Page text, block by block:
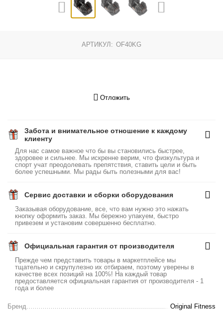
АРТИКУЛ: OF40KG
Отложить
Забота и внимательное отношение к каждому
клиенту
Для нас самое важное что бы вы становились быстрее,
здоровее и сильнее. Мы искренне верим, что физкультура и
спорт учат преодолевать препятствия, ставить цели и быть
более успешными. Мы рады быть полезными для вас!
Сервис доставки и сборки оборудования
Заказывая оборудование, все, что вам нужно это нажать
кнопку оформить заказ. Мы бережно упакуем, быстро
привезем и установим совершенно бесплатно.
Официальная гарантия от производителя
Прежде чем представить товары в маркетплейсе мы
тщательно и скрупулезно их отбираем, поэтому уверены в
качестве всех позиций на 100%! На каждый товар
предоставляется официальная гарантия от производителя - 1
года и более
Бренд Original Fitness